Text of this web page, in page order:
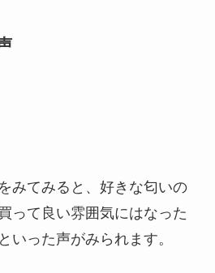
みてみると、好きな匂いの
って良い雰囲気にはなった
いった声がみられます。